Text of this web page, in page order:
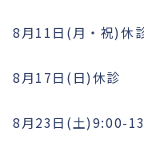
8月11日(月・祝)休
8月17日(日)休診
8月23日(土)9:00-